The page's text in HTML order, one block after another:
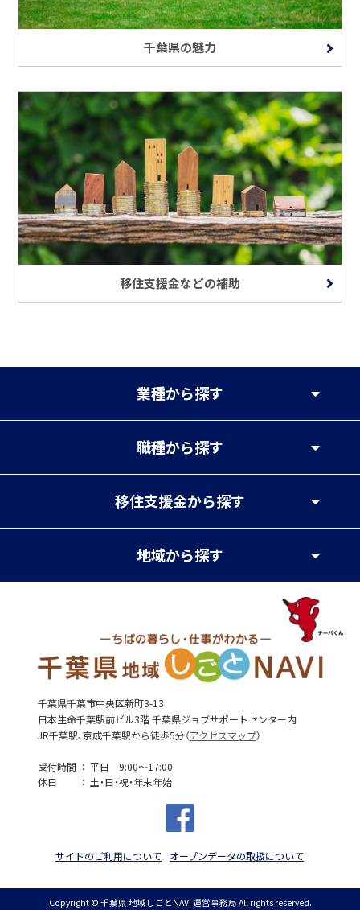
千葉県の魅力
移住支援金などの補助
業種から探す
職種から探す
移住支援金から探す
地域から探す
千葉県千葉市中央区新町3-13
日本生命千葉駅前ビル3階 千葉県ジョブサポートセンター内
JR千葉駅、京成千葉駅から徒歩5分（アクセスマップ）
受付時間
平日 9:00～17:00
休日
土・日・祝・年末年始
サイトのご利用について オープンデータの取扱について
Copyright © 千葉県 地域しごとNAVI 運営事務局 All rights reserved.